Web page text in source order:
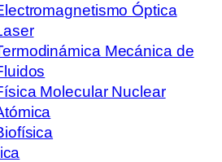
Óptica
Mecánica de
Molecular Nuclear